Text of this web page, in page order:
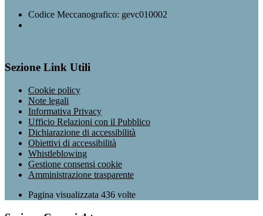
Codice Meccanografico: gevc010002
Sezione Link Utili
Cookie policy
Note legali
Informativa Privacy
Ufficio Relazioni con il Pubblico
Dichiarazione di accessibilità
Obiettivi di accessibilità
Whistleblowing
Gestione consensi cookie
Amministrazione trasparente
Pagina visualizzata 436 volte